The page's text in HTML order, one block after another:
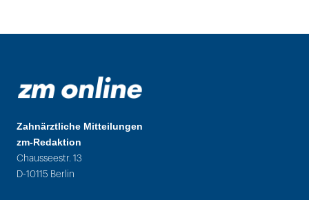
Zahnärztliche Mitteilungen
zm-Redaktion
Chausseestr. 13
D-10115 Berlin